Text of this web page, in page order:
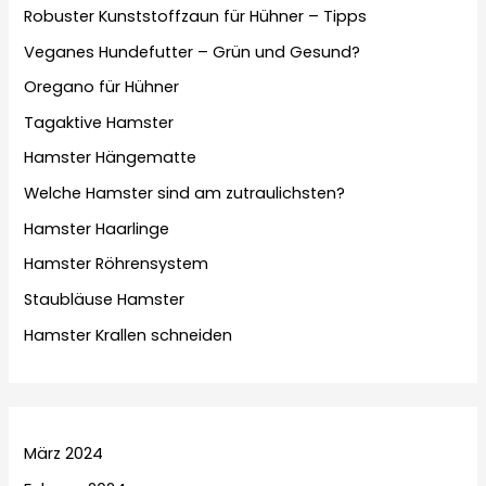
Robuster Kunststoffzaun für Hühner – Tipps
Veganes Hundefutter – Grün und Gesund?
Oregano für Hühner
Tagaktive Hamster
Hamster Hängematte
Welche Hamster sind am zutraulichsten?
Hamster Haarlinge
Hamster Röhrensystem
Staubläuse Hamster
Hamster Krallen schneiden
März 2024